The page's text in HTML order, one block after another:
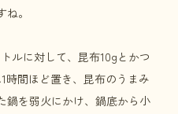
。
ルに対して、昆布10gとかつ
時間ほど置き、昆布のうまみ
鍋を弱火にかけ、鍋底から小